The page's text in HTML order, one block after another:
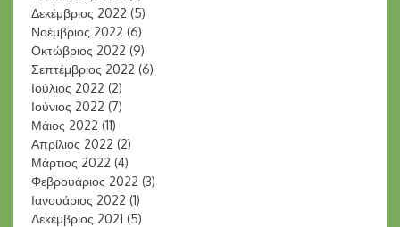
Δεκέμβριος 2022 (5)
Νοέμβριος 2022 (6)
Οκτώβριος 2022 (9)
Σεπτέμβριος 2022 (6)
Ιούλιος 2022 (2)
Ιούνιος 2022 (7)
Μάιος 2022 (11)
Απρίλιος 2022 (2)
Μάρτιος 2022 (4)
Φεβρουάριος 2022 (3)
Ιανουάριος 2022 (1)
Δεκέμβριος 2021 (5)